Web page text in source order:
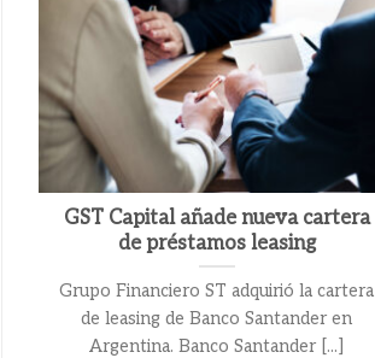
GST Capital añade nueva cartera
de préstamos leasing
Grupo Financiero ST adquirió la cartera
de leasing de Banco Santander en
Argentina. Banco Santander [...]